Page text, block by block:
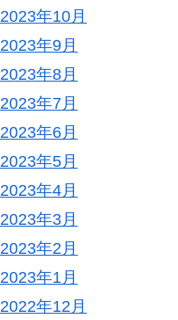
2023年10月
2023年9月
2023年8月
2023年7月
2023年6月
2023年5月
2023年4月
2023年3月
2023年2月
2023年1月
2022年12月